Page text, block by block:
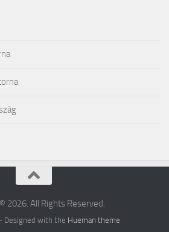
2026. All Rights Reserved.
- Designed with the Hueman theme